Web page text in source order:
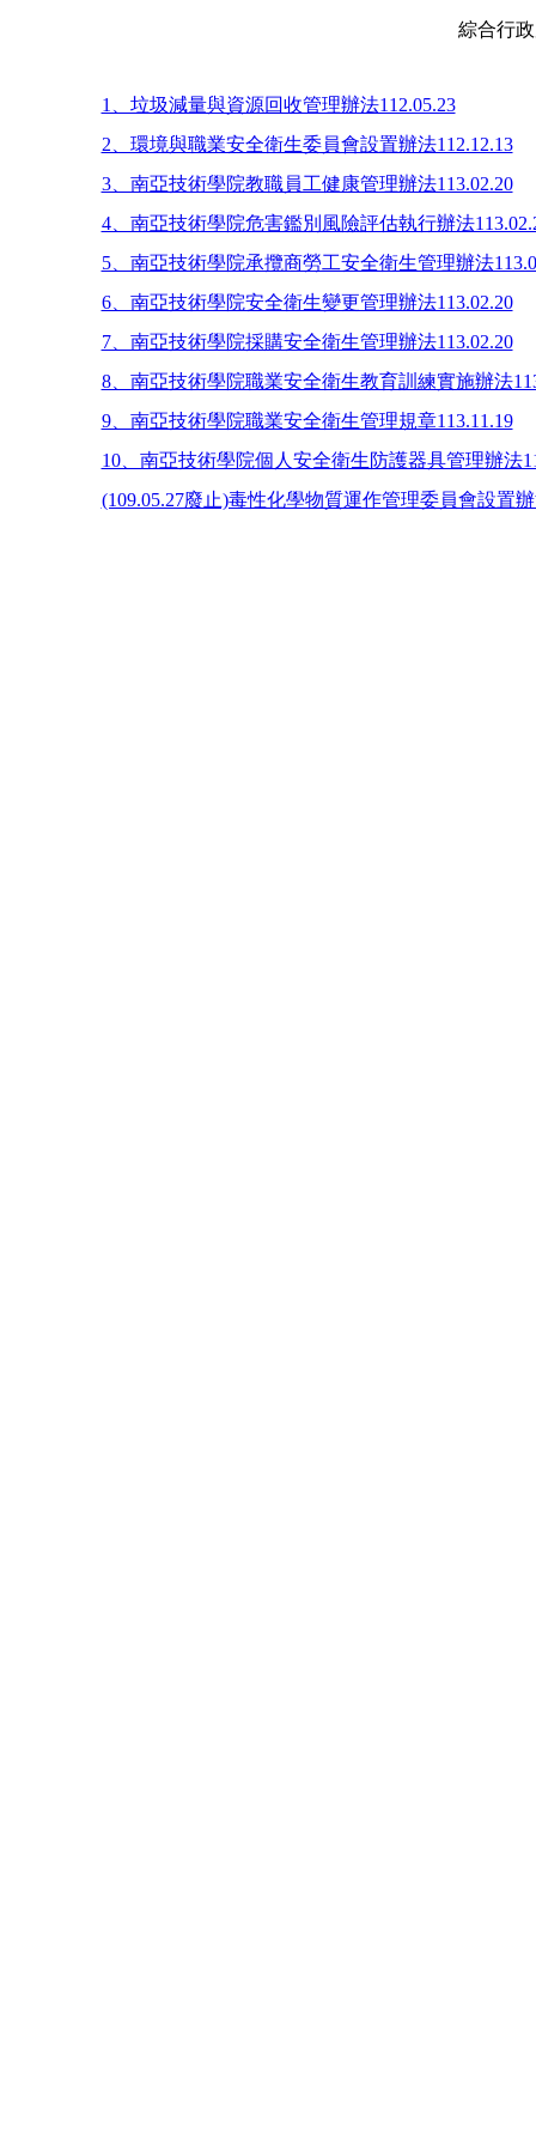
綜合行政
1、垃圾減量與資源回收管理辦法112.05.23
2、環境與職業安全衛生委員會設置辦法112.12.13
3、南亞技術學院教職員工健康管理辦法113.02.20
4、南亞技術學院危害鑑別風險評估執行辦法
5、南亞技術學院承攬商勞工安全衛生管理辦法
6、南亞技術學院安全衛生變更管理辦法113.02.20
7、南亞技術學院採購安全衛生管理辦法113.02.20
8、南亞技術學院職業安全衛生教育訓練實施辦法
9、南亞技術學院職業安全衛生管理規章113.11.19
10、南亞技術學院個人安全衛生防護器具管理辦法
(109.05.27廢止)毒性化學物質運作管理委員會設置辦